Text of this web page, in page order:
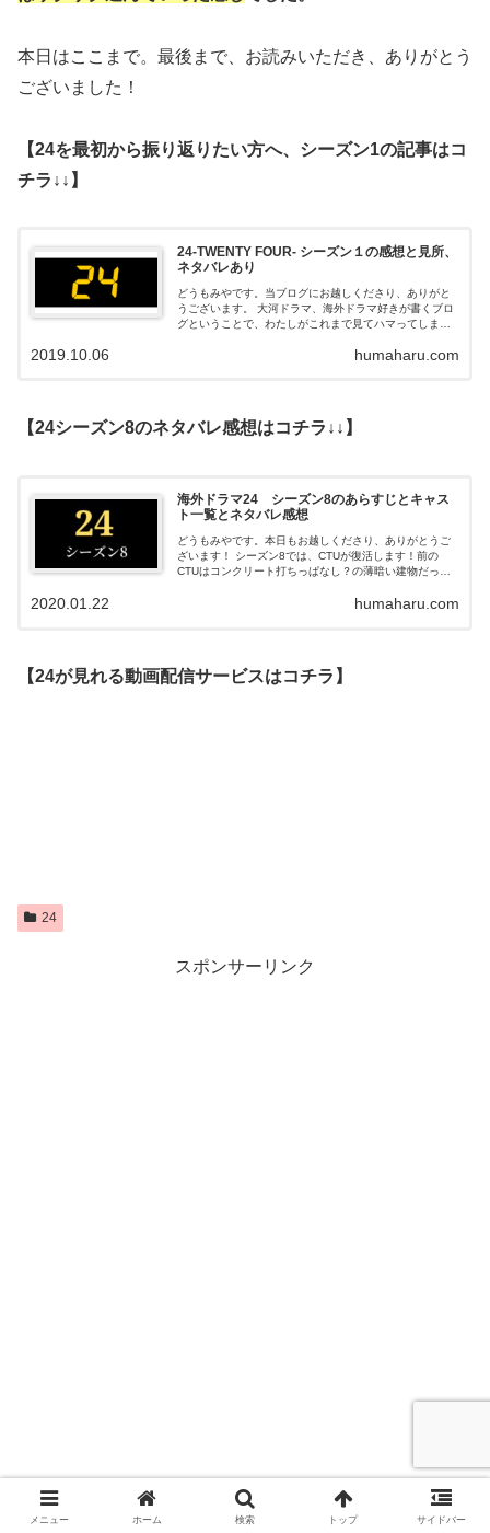
本日はここまで。最後まで、お読みいただき、ありがとう
ございました！
【24を最初から振り返りたい方へ、シーズン1の記事はコ
チラ↓↓】
24-TWENTY FOUR- シーズン１の感想と見所、
ネタバレあり
どうもみやです。当ブログにお越しくださり、ありがと
うございます。 大河ドラマ、海外ドラマ好きが書くブロ
グということで、わたしがこれまで見てハマってしまっ
伝えしていくのは、海外ドラマの金字塔...humaharu.com
2019.10.06
【24シーズン8のネタバレ感想はコチラ↓↓】
海外ドラマ24 シーズン8のあらすじとキャス
ト一覧とネタバレ感想
どうもみやです。本日もお越しくださり、ありがとうご
ざいます！ シーズン8では、CTUが復活します！前の
CTUはコンクリート打ちっぱなし？の薄暗い建物だった
（笑）まぶしいくらいの真っ白な尋問...humaharu.com
2020.01.22
【24が見れる動画配信サービスはコチラ】
24
スポンサーリンク
詳しいプロフィールはこちら
メニュー ホーム 検索 トップ サイドバー